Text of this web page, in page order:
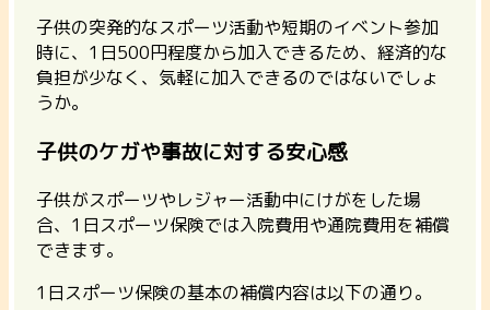
子供の突発的なスポーツ活動や短期のイベント参加
時に、1日500円程度から加入できるため、経済的な
負担が少なく、気軽に加入できるのではないでしょ
うか。
子供のケガや事故に対する安心感
子供がスポーツやレジャー活動中にけがをした場
合、1日スポーツ保険では入院費用や通院費用を補償
できます。
1日スポーツ保険の基本の補償内容は以下の通り。